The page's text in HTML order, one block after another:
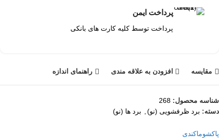
پرداخت ایمن
پرداخت توسط کلیه کارت های بانکی
مقايسه افزودن به علاقه مندی راهنمای اندازه
شناسه محصول: 268
دسته: برد ظرفشویی (نو) برد ها (نو)
پاکشوماکندی